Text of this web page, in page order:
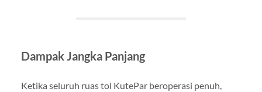
Dampak Jangka Panjang
Ketika seluruh ruas tol KutePar beroperasi penuh,